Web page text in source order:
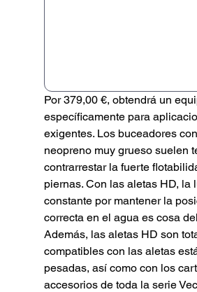
Por 379,00 €, obtendrá un
específicamente para
exigentes. Los buceadores
neopreno muy grueso suelen
contrarrestar la fuerte
piernas. Con las aletas HD, la
constante por mantener la
correcta en el agua es cosa
Además, las aletas HD son
compatibles con las aletas
pesadas, así como con los
accesorios de toda la serie